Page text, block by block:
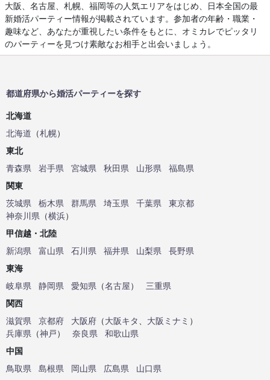
大阪、名古屋、札幌、福岡等の人気エリアをはじめ、日本全国の最
新婚活パーティー情報が掲載されています。参加者の年齢・職業・
趣味など、あなたが重視したい条件をもとに、オミカレでピッタリ
のパーティーを見つけ素敵なお相手と出会いましょう。
都道府県から婚活パーティーを探す
北海道
北海道 （札幌）
東北
青森県
岩手県 宮城県 秋田県 山形県
福島県
関東
茨城県
栃木県 群馬県 埼玉県 千葉県
東京都
神奈川県 （横浜）
甲信越・北陸
新潟県
富山県 石川県 福井県 山梨県
長野県
東海
岐阜県
静岡県 愛知県 （名古屋）
三重県
関西
滋賀県
京都府 大阪府 （大阪キタ 大阪ミナミ ）
兵庫県 （神戸） 奈良県
和歌山県
中国
鳥取県
島根県 岡山県 広島県
山口県